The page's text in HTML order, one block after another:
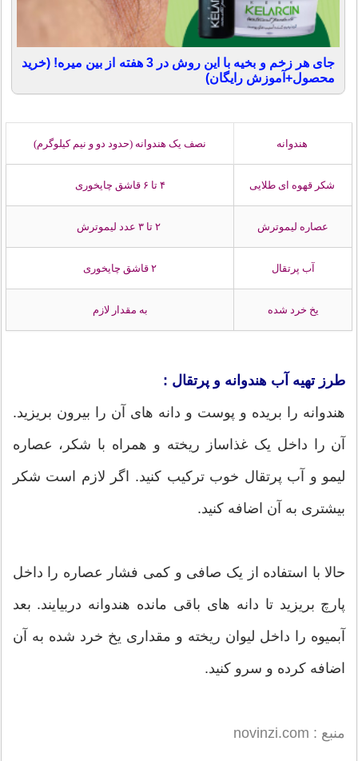
جای هر زخم و بخیه با این روش در 3 هفته از بین میره! (خرید
محصول+آموزش رایگان)
هندوانه نصف یک هندوانه (حدود دو و نیم کیلوگرم)
شکر قهوه ای طلایی ۴ تا ۶ قاشق چایخوری
عصاره لیموترش
آب پرتقال ۲ قاشق چایخوری
یخ خرد شده به مقدار لازم
طرز تهیه آب هندوانه و پرتقال :
هندوانه را بریده و پوست و دانه های آن را بیرون بریزید.
آن را داخل یک غذاساز ریخته و همراه با شکر، عصاره
لیمو و آب پرتقال خوب ترکیب کنید. اگر لازم است شکر
بیشتری به آن اضافه کنید.
حالا با استفاده از یک صافی و کمی فشار عصاره را داخل
پارچ بریزید تا دانه های باقی مانده هندوانه دربیایند. بعد
آبمیوه را داخل لیوان ریخته و مقداری یخ خرد شده به آن
اضافه کرده و سرو کنید.
منبع : novinzi.com